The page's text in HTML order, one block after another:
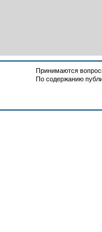
Принимаются
По содержанию